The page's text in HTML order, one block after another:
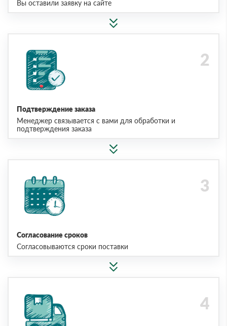
Вы оставили заявку на сайте
Подтверждение заказа
Менеджер связывается с вами для обработки и
подтверждения заказа
Согласование сроков
Согласовываются сроки поставки